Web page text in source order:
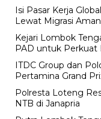
​Isi Pasar Kerja
Lewat Migrasi Aman
Kejari Lombok
PAD untuk Perkuat
ITDC Group dan
Pertamina Grand
Polresta Loteng
NTB di Janapria